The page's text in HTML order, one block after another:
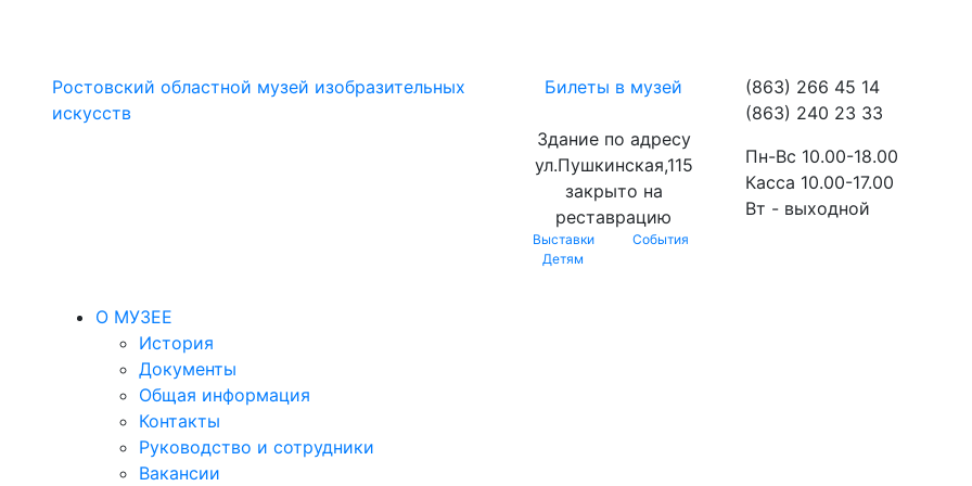
Ростовский областной музей изобразительных
искусств
Билеты в музей
Здание по адресу
ул.Пушкинская,115
закрыто на
реставрацию
Выставки
События
Детям
(863) 266 45 14
(863) 240 23 33
Пн-Вс 10.00-18.00
Касса 10.00-17.00
Вт - выходной
О МУЗЕЕ
История
Документы
Общая информация
Контакты
Руководство и сотрудники
Вакансии